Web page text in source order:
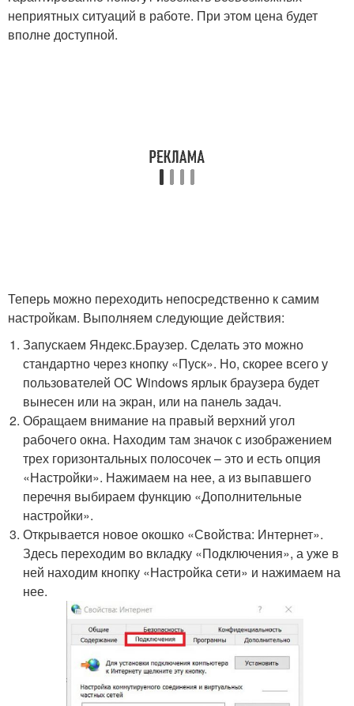
неприятных ситуаций в работе. При этом цена будет
вполне доступной.
Теперь можно переходить непосредственно к самим
настройкам. Выполняем следующие действия:
Запускаем Яндекс.Браузер. Сделать это можно
стандартно через кнопку «Пуск». Но, скорее всего у
пользователей ОС Windows ярлык браузера будет
вынесен или на экран, или на панель задач.
Обращаем внимание на правый верхний угол
рабочего окна. Находим там значок с изображением
трех горизонтальных полосочек – это и есть опция
«Настройки». Нажимаем на нее, а из выпавшего
перечня выбираем функцию «Дополнительные
настройки».
Открывается новое окошко «Свойства: Интернет».
Здесь переходим во вкладку «Подключения», а уже в
ней находим кнопку «Настройка сети» и нажимаем на
нее.